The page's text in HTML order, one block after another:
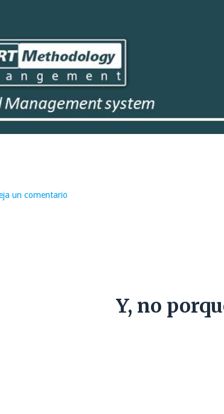
un comentario
Y, no